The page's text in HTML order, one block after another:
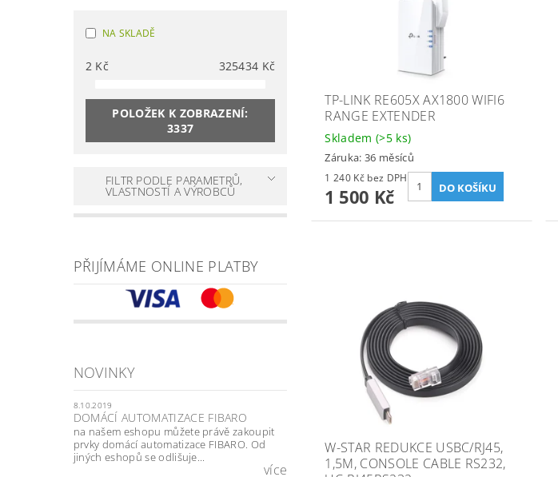
NA SKLADĚ
2 Kč 325434 Kč
POLOŽEK K ZOBRAZENÍ:
3337
FILTR PODLE PARAMETRŮ,
VLASTNOSTÍ A VÝROBCŮ
PŘIJÍMÁME ONLINE PLATBY
NOVINKY
8.10.2019
DOMÁCÍ AUTOMATIZACE FIBARO
na našem eshopu můžete právě zakoupit
prvky domácí automatizace FIBARO. Od
jiných eshopů se odlišuje...
více
TP-LINK RE605X AX1800 WIFI6
RANGE EXTENDER
Skladem (>5 ks)
Záruka: 36 měsíců
1 240 Kč bez DPH
1 500 Kč
W-STAR REDUKCE USBC/RJ45,
1,5M, CONSOLE CABLE RS232,